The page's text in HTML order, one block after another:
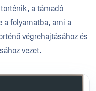
a támadó
a folyamatba, ami a
végrehajtásához és
vezet.